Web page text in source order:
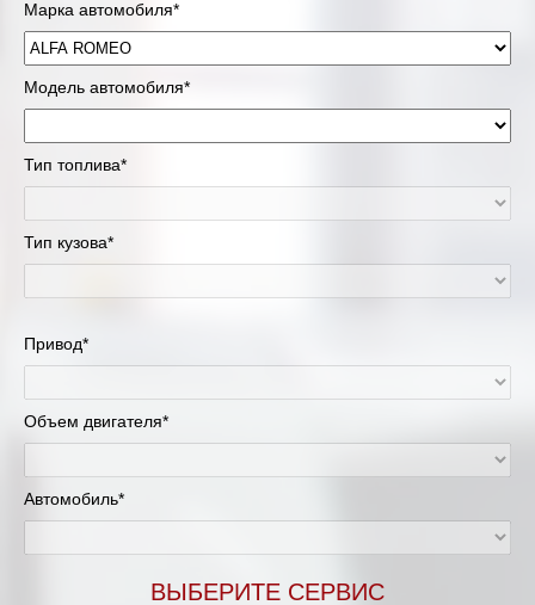
Марка автомобиля*
Модель автомобиля*
Тип топлива*
Тип кузова*
Привод*
Объем двигателя*
Автомобиль*
ВЫБЕРИТЕ СЕРВИС